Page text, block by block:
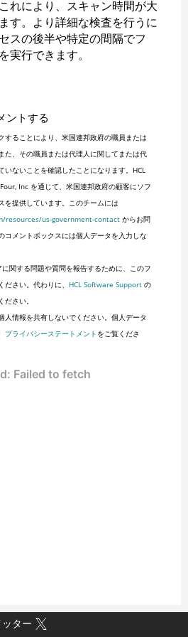
れにより、スキャン時間が大
す。より詳細な検査を行うに
スの後半や特定の間隔でフ
実行できます。
ントする
することにより、米国連邦政府の職員または
た、その職員または代理人に関してまたは代
いないことを確認したことになります。HCL
Inc を通じて、米国連邦政府の顧客にソフ
を提供しています。このチームには
resources/us-government-contactからお問
コメントボックスには個人データを入力しな
関する問題や質問を報告するために、このフ
さい。代わりに、 HCL Software Supportの
さい。
人情報を共有しないでください。個人データ
プライバシーステートメント をご覧くださ
ター